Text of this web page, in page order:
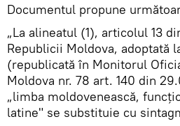
Documentul propune
„La alineatul (1), articolul 13
Republicii Moldova, adoptată
(republicată în Monitorul
Moldova nr. 78 art. 140 din
„limba moldovenească,
latine" se substituie cu